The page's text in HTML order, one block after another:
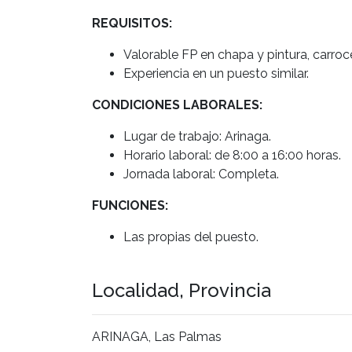
REQUISITOS:
Valorable FP en chapa y pintura,
Experiencia en un puesto similar.
CONDICIONES LABORALES:
Lugar de trabajo: Arinaga.
Horario laboral: de 8:00 a 16:00 horas.
Jornada laboral: Completa.
FUNCIONES:
Las propias del puesto.
Localidad, Provincia
ARINAGA, Las Palmas